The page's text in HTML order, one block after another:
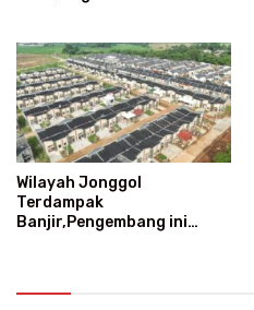
Wilayah Jonggol
Terdampak
Banjir,Pengembang ini